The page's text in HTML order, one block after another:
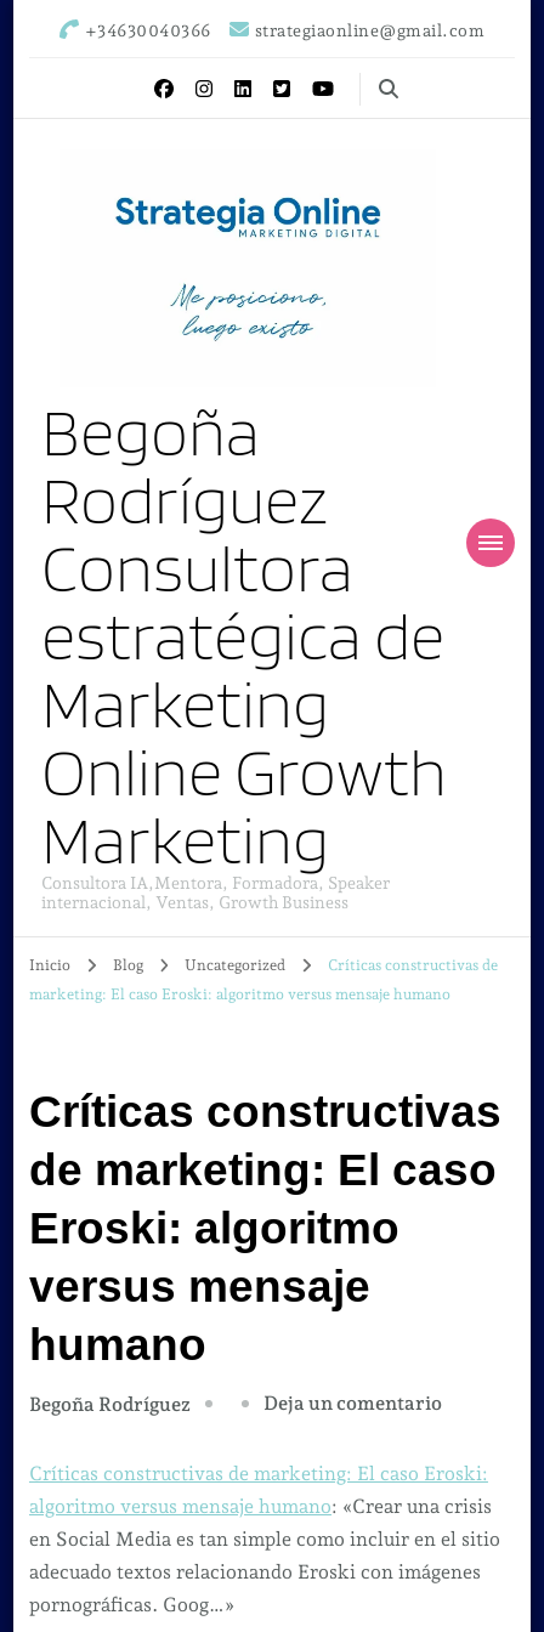
+34630040366 strategiaonline@gmail.com
Begoña
Rodríguez
Consultora
estratégica de
Marketing
Online Growth
Marketing
Consultora IA,Mentora, Formadora, Speaker
internacional, Ventas, Growth Business
Inicio Blog Uncategorized
Críticas constructivas de
marketing: El caso Eroski: algoritmo versus mensaje humano
Críticas constructivas
de marketing: El caso
Eroski: algoritmo
versus mensaje
humano
Begoña Rodríguez Deja un comentarioen
de
marketing:
El
Críticas constructivas de marketing: El caso Eroski:
algoritmo versus mensaje humano: «Crear una crisis
en Social Media es tan simple como incluir en el sitio
adecuado textos relacionando Eroski con imágenes
pornográficas. Goog…»